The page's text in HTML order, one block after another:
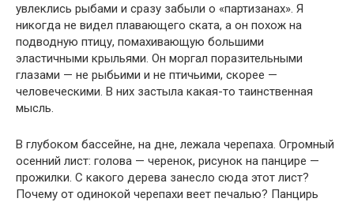
увлеклись рыбами и сразу забыли о «партизанах». Я
никогда не видел плавающего ската, а он похож на
подводную птицу, помахивающую большими
эластичными крыльями. Он моргал поразительными
глазами — не рыбьими и не птичьими, скорее —
человеческими. В них застыла какая-то таинственная
мысль.
В глубоком бассейне, на дне, лежала черепаха. Огромный
осенний лист: голова — черенок, рисунок на панцире —
прожилки. С какого дерева занесло сюда этот лист?
Почему от одинокой черепахи веет печалью? Панцирь